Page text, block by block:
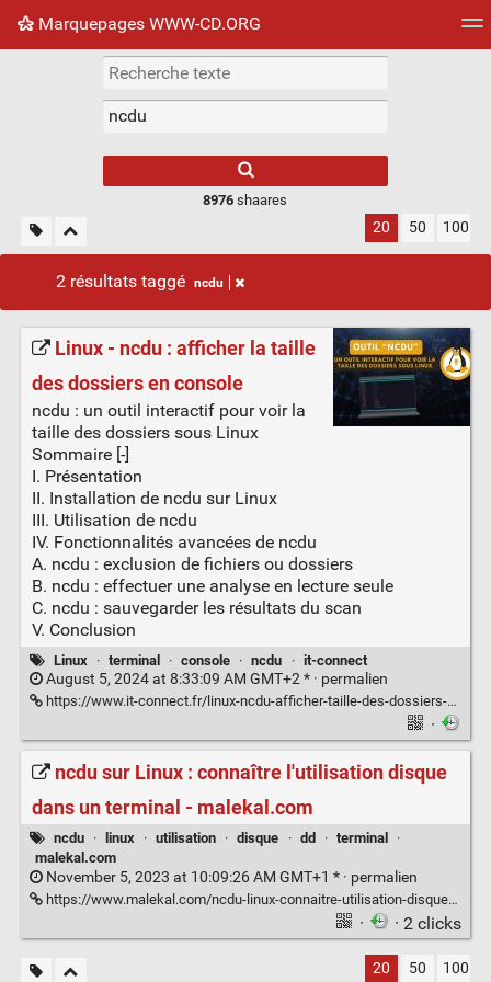
Marquepages WWW-CD.ORG
Nuage de tags Mur d'images
8976 shaares
20 50 100
2 résultats taggé ncdu
Linux - ncdu : afficher la taille
des dossiers en console
ncdu : un outil interactif pour voir la
taille des dossiers sous Linux
Sommaire [-]
I. Présentation
II. Installation de ncdu sur Linux
III. Utilisation de ncdu
IV. Fonctionnalités avancées de ncdu
A. ncdu : exclusion de fichiers ou dossiers
B. ncdu : effectuer une analyse en lecture seule
C. ncdu : sauvegarder les résultats du scan
V. Conclusion
Linux · terminal · console · ncdu · it-connect
August 5, 2024 at 8:33:09 AM GMT+2 * · permalien
https://www.it-connect.fr/linux-ncdu-afficher-taille-des-dossiers-en-console/
·
ncdu sur Linux : connaître l'utilisation disque
dans un terminal - malekal.com
ncdu · linux · utilisation · disque · dd · terminal
·
malekal.com
November 5, 2023 at 10:09:26 AM GMT+1 * · permalien
https://www.malekal.com/ncdu-linux-connaitre-utilisation-disque-terminal/
· · 2 clicks
20 50 100